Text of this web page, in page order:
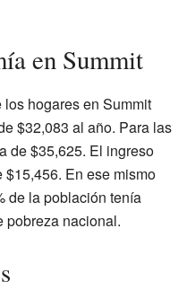
en Summit
hogares en Summit
$32,083 al año. Para las
de $35,625. El ingreso
En ese mismo
de la población tenía
pobreza nacional.